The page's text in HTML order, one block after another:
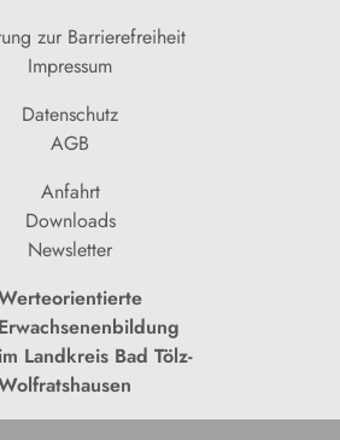
zur Barrierefreiheit
Impressum
Datenschutz
AGB
Anfahrt
Downloads
Newsletter
Erwachsenenbildung
im Landkreis Bad Tölz-